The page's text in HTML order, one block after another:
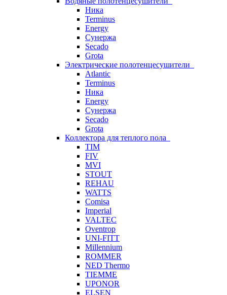
Ника
Terminus
Energy
Сунержа
Secado
Grota
Электрические полотенцесушители
Atlantic
Terminus
Ника
Energy
Сунержа
Secado
Grota
Коллектора для теплого пола
TIM
FIV
MVI
STOUT
REHAU
WATTS
Comisa
Imperial
VALTEC
Oventrop
UNI-FITT
Millennium
ROMMER
NED Thermo
TIEMME
UPONOR
ELSEN